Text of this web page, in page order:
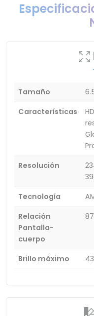
Tamaño
Características
Resolución
Tecnología
Relación
Pantalla-
cuerpo
Brillo máximo